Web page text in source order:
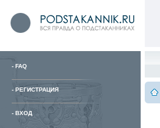
- FAQ
- РЕГИСТРАЦИЯ
- ВХОД